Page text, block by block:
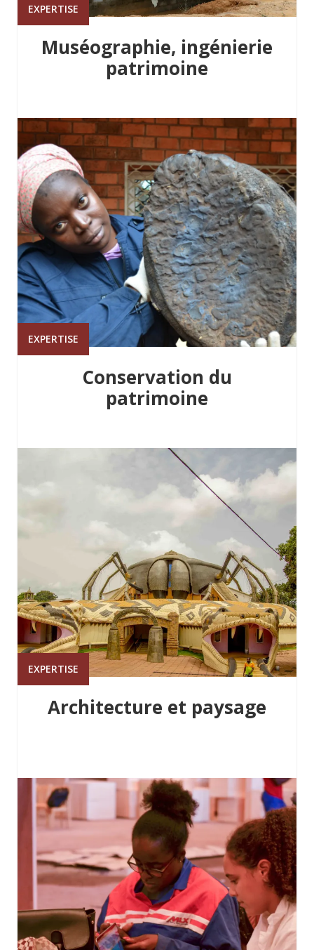
EXPERTISE
Muséographie, ingénierie
patrimoine
EXPERTISE
Conservation du
patrimoine
EXPERTISE
Architecture et paysage